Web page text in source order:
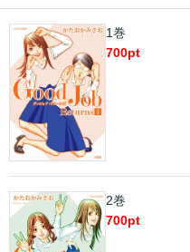
す。 読めばホッとして、明日
ドラマ。働く全ての人々へ…必
1巻
700pt
2巻
700pt